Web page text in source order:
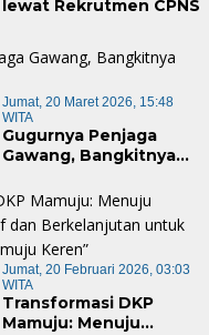
lewat Rekrutmen CPNS
Jumat, 20 Maret 2026, 15:48
WITA
Gugurnya Penjaga
Gawang, Bangkitnya
Jumat, 20 Februari 2026, 03:03
WITA
Transformasi DKP
Mamuju: Menuju